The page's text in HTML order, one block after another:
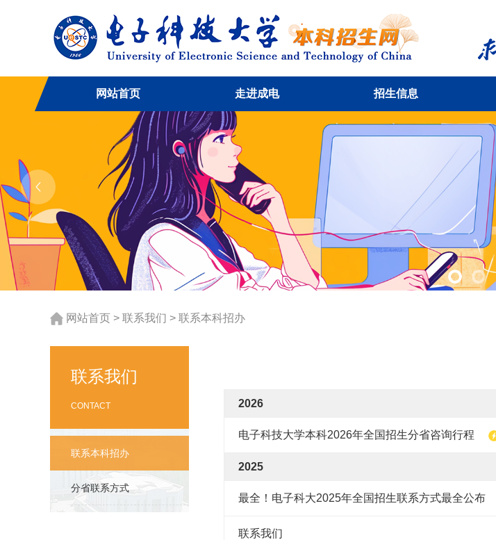
网站首页 走进成电 招生信息
网站首页 > 联系我们 > 联系本科招办
联系我们
CONTACT
联系本科招办
分省联系方式
2026
电子科技大学本科2026年全国招生分省咨询行程
2025
最全！电子科大2025年全国招生联系方式最全公布
联系我们